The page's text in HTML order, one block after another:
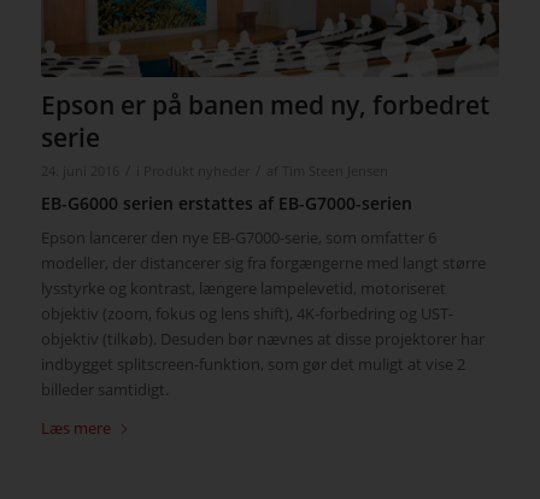
Epson er på banen med ny, forbedret
serie
EB-G6000 serien erstattes af EB-G7000-serien
Epson lancerer den nye EB-G7000-serie, som omfatter 6
modeller, der distancerer sig fra forgængerne med langt større
lysstyrke og kontrast, længere lampelevetid, motoriseret
objektiv (zoom, fokus og lens shift), 4K-forbedring og UST-
objektiv (tilkøb). Desuden bør nævnes at disse projektorer har
indbygget splitscreen-funktion, som gør det muligt at vise 2
billeder samtidigt.
Læs mere